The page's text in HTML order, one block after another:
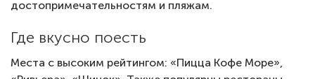
достопримечательностям и пляжам.
Где вкусно поесть
Места с высоким рейтингом: «Пицца Кофе Море»,